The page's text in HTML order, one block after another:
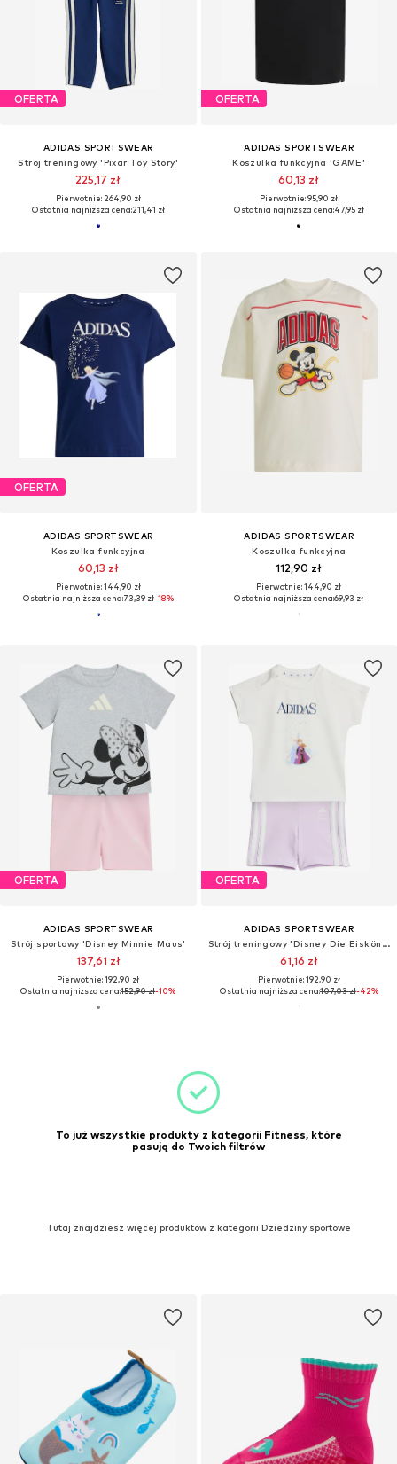
OFERTA
ADIDAS SPORTSWEAR
Strój treningowy 'Pixar Toy Story'
225,17 zł
Pierwotnie: 264,90 zł
Ostatnia najniższa cena:211,41 zł
OFERTA
ADIDAS SPORTSWEAR
Koszulka funkcyjna 'GAME'
60,13 zł
Pierwotnie: 95,90 zł
Ostatnia najniższa cena:47,95 zł
OFERTA
ADIDAS SPORTSWEAR
Koszulka funkcyjna
60,13 zł
Pierwotnie: 144,90 zł
Ostatnia najniższa cena:73,39 zł-18%
ADIDAS SPORTSWEAR
Koszulka funkcyjna
112,90 zł
Pierwotnie: 144,90 zł
Ostatnia najniższa cena:69,93 zł
OFERTA
ADIDAS SPORTSWEAR
Strój sportowy 'Disney Minnie Maus'
137,61 zł
Pierwotnie: 192,90 zł
Ostatnia najniższa cena:152,90 zł-10%
OFERTA
ADIDAS SPORTSWEAR
Strój treningowy 'Disney Die Eiskönigin'
61,16 zł
Pierwotnie: 192,90 zł
Ostatnia najniższa cena:107,03 zł-42%
To już wszystkie produkty z kategorii Fitness, które
pasują do Twoich filtrów
Tutaj znajdziesz więcej produktów z kategorii Dziedziny sportowe